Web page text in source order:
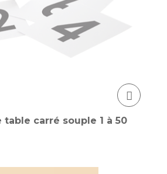
table carré souple 1 à 50